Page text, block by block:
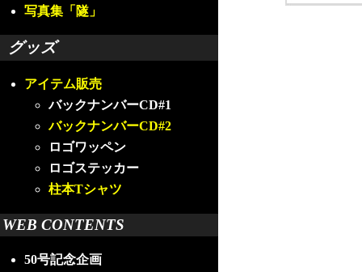
写真集「隧」
グッズ
アイテム販売
バックナンバーCD#1
バックナンバーCD#2
ロゴワッペン
ロゴステッカー
柱本Tシャツ
WEB CONTENTS
50号記念企画